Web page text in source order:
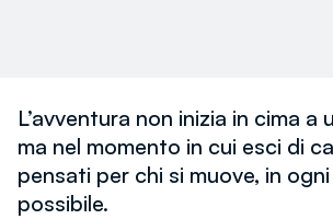
L’avventura non inizia in cima a
ma nel momento in cui esci di
pensati per chi si muove, in
possibile.